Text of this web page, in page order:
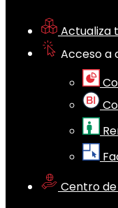
Actualiza
Acceso a
Centro